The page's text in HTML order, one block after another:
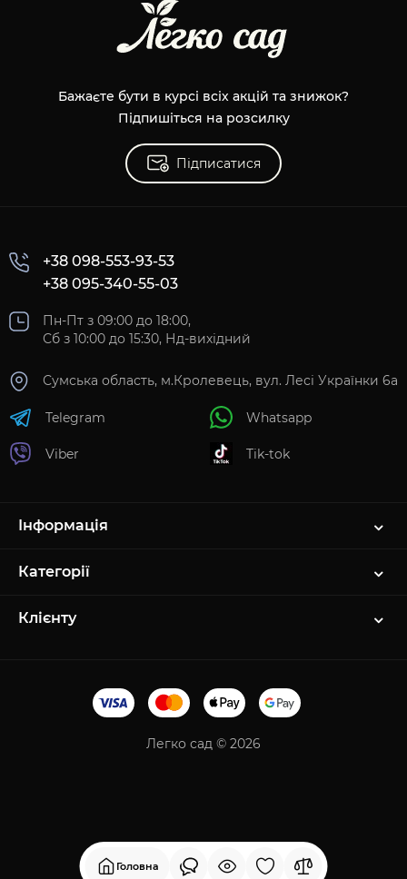
Головна
Бажаєте бути в курсі всіх акцій та знижок?
Підпишіться на розсилку
Підписатися
+38 098-553-93-53
+38 095-340-55-03
Пн-Пт з 09:00 до 18:00,
Сб з 10:00 до 15:30, Нд-вихідний
Сумська область, м.Кролевець, вул. Лесі Українки 6а
Telegram
Viber
Whatsapp
Tik-tok
Інформація
Категорії
Клієнту
Легко сад © 2026